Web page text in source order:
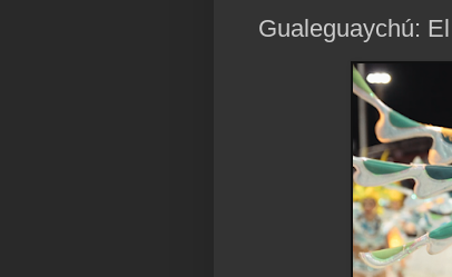
Gualeguaychú: